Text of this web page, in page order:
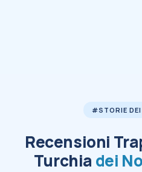
#STORIE
Recensioni
Turchia dei